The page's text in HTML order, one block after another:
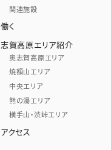
関連施設
働く
志賀高原エリア紹介
奥志賀高原エリア
焼額山エリア
中央エリア
熊の湯エリア
横手山・渋峠エリア
アクセス